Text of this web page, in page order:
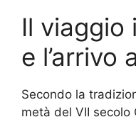
Il viaggio
e l’arrivo
Secondo la
metà del VII secolo